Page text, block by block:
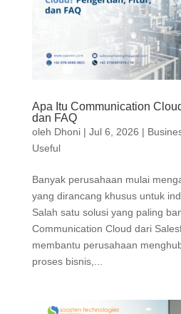
Apa Itu Communication
dan FAQ
oleh Dhoni| Jul 6, 2026 |
Useful
Banyak perusahaan mulai
yang dirancang khusus untuk
Salah satu solusi yang paling
Communication Cloud dari
membantu perusahaan
proses bisnis,...